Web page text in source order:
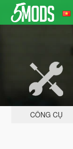
CÔNG CỤ